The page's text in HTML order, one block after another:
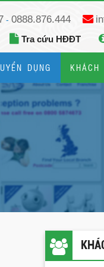
- 0888.876.444
Tra cứu HĐĐT
DỤNG KHÁCH